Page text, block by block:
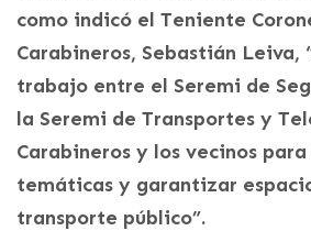
como indicó el Teniente
Carabineros, Sebastián Leiva,
trabajo entre el Seremi de
la Seremi de Transportes y
Carabineros y los vecinos
temáticas y garantizar
transporte público”.